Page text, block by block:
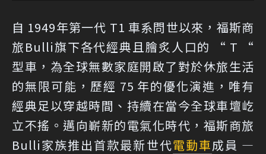
自 1949年第一代 T1 車系問世以來，福斯商
旅Bulli旗下各代經典且膾炙人口的 “ T “
型車，為全球無數家庭開啟了對於休旅生活
的無限可能，歷經 75 年的優化演進，唯有
經典足以穿越時間、持續在當今全球車壇屹
立不搖。邁向嶄新的電氣化時代，福斯商旅
Bulli家族推出首款最新世代電動車成員 —